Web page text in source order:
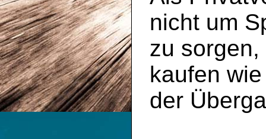
nicht um
zu
kaufen
der